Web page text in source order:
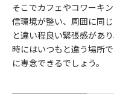
そこでカフェやコワーキ
信環境が整い、周囲に同
と違い程良い緊張感があ
時にはいつもと違う場所
に専念できるでしょう。